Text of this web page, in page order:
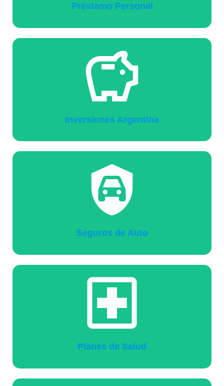
Préstamo Personal
Inversiones Argentina
Seguros de Auto
Planes de Salud